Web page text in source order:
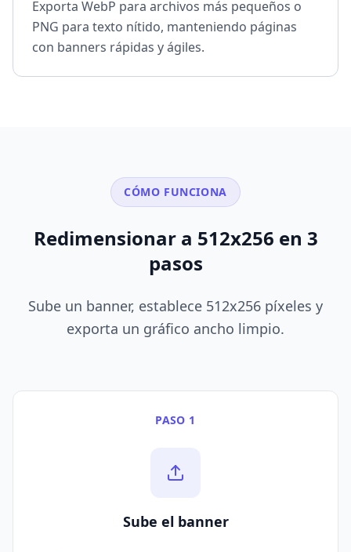
Exporta WebP para archivos más pequeños o
PNG para texto nítido, manteniendo páginas
con banners rápidas y ágiles.
CÓMO FUNCIONA
Redimensionar a 512x256 en 3
pasos
Sube un banner, establece 512x256 píxeles y
exporta un gráfico ancho limpio.
PASO 1
Sube el banner